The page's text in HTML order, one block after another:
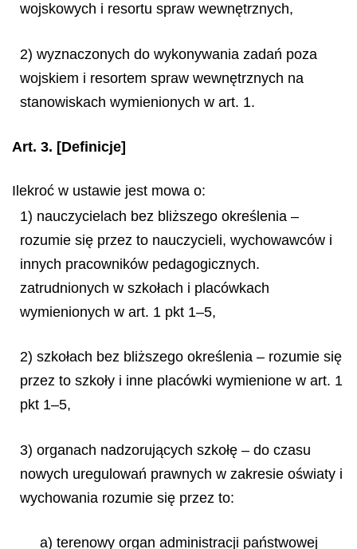
wojskowych i resortu spraw wewnętrznych,
2) wyznaczonych do wykonywania zadań poza
wojskiem i resortem spraw wewnętrznych na
stanowiskach wymienionych w art. 1.
Art. 3. [Definicje]
Ilekroć w ustawie jest mowa o:
1) nauczycielach bez bliższego określenia –
rozumie się przez to nauczycieli, wychowawców i
innych pracowników pedagogicznych.
zatrudnionych w szkołach i placówkach
wymienionych w art. 1 pkt 1–5,
2) szkołach bez bliższego określenia – rozumie się
przez to szkoły i inne placówki wymienione w art. 1
pkt 1–5,
3) organach nadzorujących szkołę – do czasu
nowych uregulowań prawnych w zakresie oświaty i
wychowania rozumie się przez to:
a) terenowy organ administracji państwowej